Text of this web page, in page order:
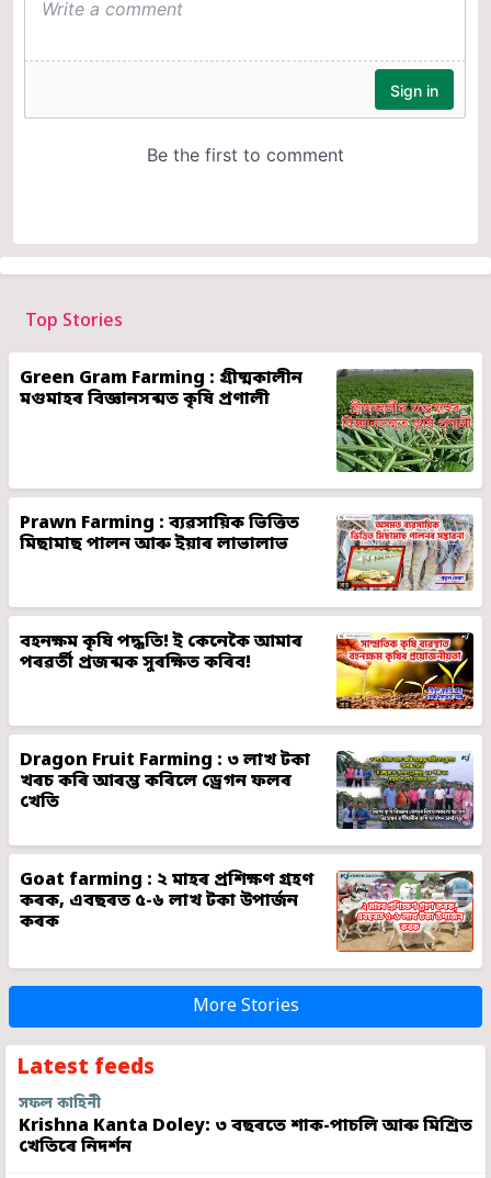
Top Stories
Green Gram Farming : গ্ৰীষ্মকালীন
মগুমাহৰ বিজ্ঞানসন্মত কৃষি প্ৰণালী
Prawn Farming : ব্যৱসায়িক ভিত্তিত
মিছামাছ পালন আৰু ইয়াৰ লাভালাভ
বহনক্ষম কৃষি পদ্ধতি! ই কেনেকৈ আমাৰ
পৰৱৰ্তী প্ৰজন্মক সুৰক্ষিত কৰিব!
Dragon Fruit Farming : ৩ লাখ টকা
খৰচ কৰি আৰম্ভ কৰিলে ড্ৰেগন ফলৰ
খেতি
Goat farming : ২ মাহৰ প্ৰশিক্ষণ গ্ৰহণ
কৰক, এবছৰত ৫-৬ লাখ টকা উপাৰ্জন
কৰক
More Stories
Latest feeds
সফল কাহিনী
Krishna Kanta Doley: ৩ বছৰতে শাক-পাচলি আৰু মিশ্ৰিত
খেতিৰে নিদৰ্শন